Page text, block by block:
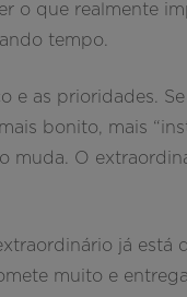
o que realmente
tempo.
as prioridades.
bonito, mais
O
já está
muito e